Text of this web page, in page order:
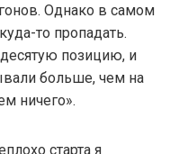
Однако в самом
то пропадать.
позицию, и
больше, чем на
ничего».
старта я